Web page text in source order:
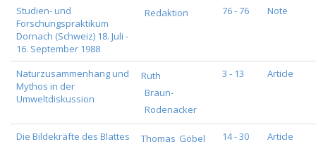
Studien- und
Forschungspraktikum
Dornach (Schweiz) 18. Juli -
16. September 1988
Redaktion 76 - 76 Note
Naturzusammenhang und
Mythos in der
Umweltdiskussion
Ruth
Braun-
Rodenacker
3 - 13 Article
Die Bildekräfte des Blattes Thomas Göbel 14 - 30 Article